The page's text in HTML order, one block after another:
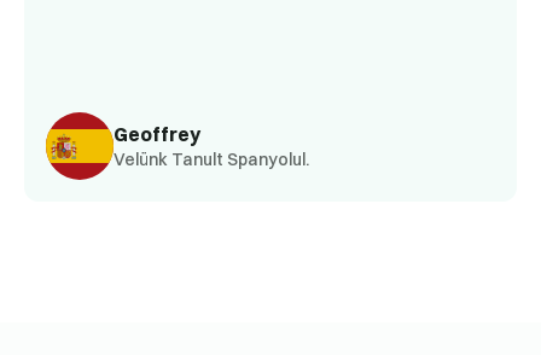
Geoffrey
Velünk Tanult Spanyolul.